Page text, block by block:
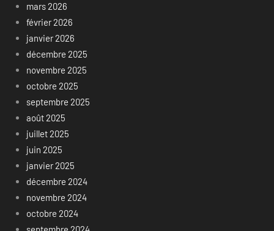
mars 2026
février 2026
janvier 2026
décembre 2025
novembre 2025
octobre 2025
septembre 2025
août 2025
juillet 2025
juin 2025
janvier 2025
décembre 2024
novembre 2024
octobre 2024